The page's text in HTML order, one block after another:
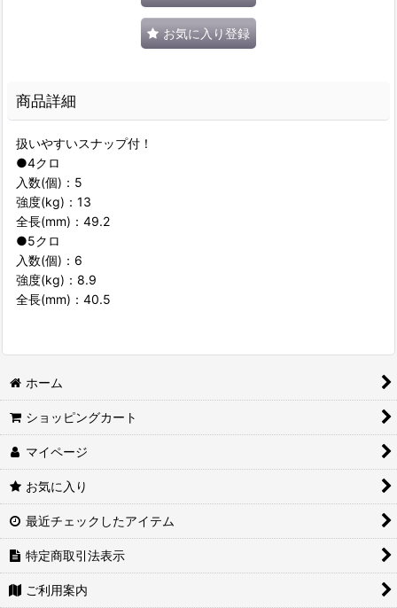
お気に入り登録
商品詳細
扱いやすいスナップ付！
●4クロ
入数(個)：5
強度(kg)：13
全長(mm)：49.2
●5クロ
入数(個)：6
強度(kg)：8.9
全長(mm)：40.5
ホーム
ショッピングカート
マイページ
お気に入り
最近チェックしたアイテム
特定商取引法表示
ご利用案内